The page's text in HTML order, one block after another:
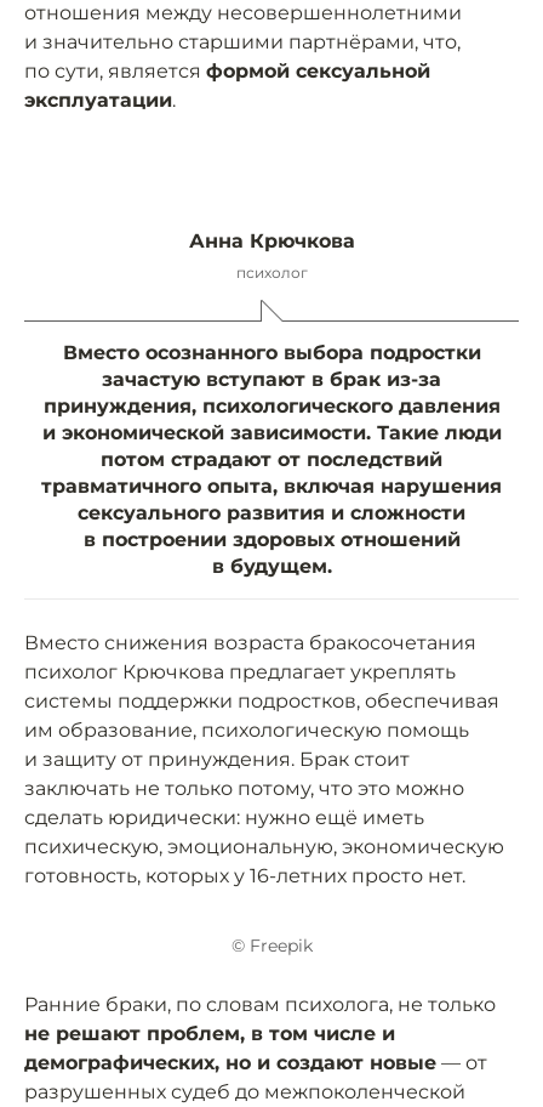
отношения между несовершеннолетними
и значительно старшими партнёрами, что,
по сути, является формой сексуальной
эксплуатации.
Анна Крючкова
психолог
Вместо осознанного выбора подростки
зачастую вступают в брак из-за
принуждения, психологического давления
и экономической зависимости. Такие люди
потом страдают от последствий
травматичного опыта, включая нарушения
сексуального развития и сложности
в построении здоровых отношений
в будущем.
Вместо снижения возраста бракосочетания
психолог Крючкова предлагает укреплять
системы поддержки подростков, обеспечивая
им образование, психологическую помощь
и защиту от принуждения. Брак стоит
заключать не только потому, что это можно
сделать юридически: нужно ещё иметь
психическую, эмоциональную, экономическую
готовность, которых у 16-летних просто нет.
© Freepik
Ранние браки, по словам психолога, не только
не решают проблем, в том числе и
демографических, но и создают новые — от
разрушенных судеб до межпоколенческой